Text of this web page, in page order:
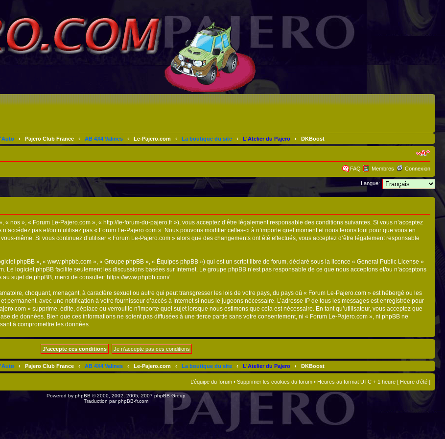
‹ Pajero Club France ‹ AB 4X4 Valines ‹ Le-Pajero.com ‹ La boutique du site ‹ L'Atelier du Pajero ‹ DKBoost
FAQ Membres Connexion
Langue:
nos », « Forum Le-Pajero.com », « http://le-forum-du-pajero.fr »), vous acceptez d’être légalement responsable des conditions suivantes. Si vous n’acceptez
pas et/ou n’utilisez pas « Forum Le-Pajero.com ». Nous pouvons modifier celles-ci à n’importe quel moment et nous ferons tout pour que vous en
même. Si vous continuez d’utiliser « Forum Le-Pajero.com » alors que des changements ont été effectués, vous acceptez d’être légalement responsable
phpBB », « www.phpbb.com », « Groupe phpBB », « Équipes phpBB ») qui est un script libre de forum, déclaré sous la licence « General Public License »
. Le logiciel phpBB facilite seulement les discussions basées sur Internet. Le groupe phpBB n’est pas responsable de ce que nous acceptons et/ou n’acceptons
sujet de phpBB, merci de consulter: https://www.phpbb.com/.
choquant, menaçant, à caractère sexuel ou autre qui peut transgresser les lois de votre pays, du pays où « Forum Le-Pajero.com » est hébergé ou les
permanent, avec une notification à votre fournisseur d’accès à Internet si nous le jugeons nécessaire. L’adresse IP de tous les messages est enregistrée pour
» supprime, édite, déplace ou verrouille n’importe quel sujet lorsque nous estimons que cela est nécessaire. En tant qu’utilisateur, vous acceptez que
de données. Bien que ces informations ne soient pas diffusées à une tierce partie sans votre consentement, ni « Forum Le-Pajero.com », ni phpBB ne
à compromettre les données.
‹ Pajero Club France ‹ AB 4X4 Valines ‹ Le-Pajero.com ‹ La boutique du site ‹ L'Atelier du Pajero ‹ DKBoost
L’équipe du forum • Supprimer les cookies du forum • Heures au format UTC + 1 heure [ Heure d’été ]
Powered by phpBB © 2000, 2002, 2005, 2007 phpBB Group
Traduction parphpBB-fr.com